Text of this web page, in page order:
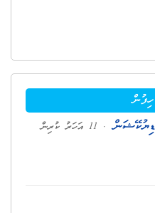
. 11 އަހަރު ކުރިން